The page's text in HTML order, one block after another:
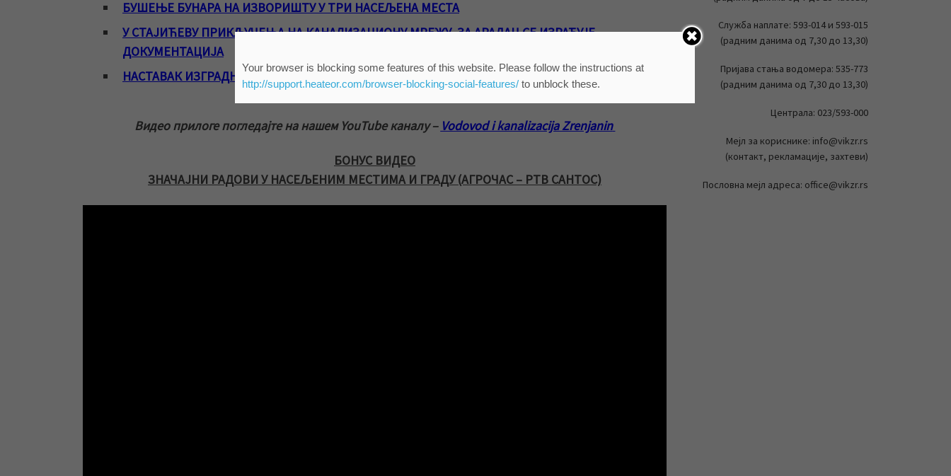
БУШЕЊЕ БУНАРА НА ИЗВОРИШТУ У ТРИ НАСЕЉЕНА МЕСТА
У СТАЈИЋЕВУ ПРИКЉУЧЕЊА НА КАНАЛИЗАЦИОНУ МРЕЖУ, ЗА АРАДАЦ СЕ ИЗРАЂУЈЕ
ДОКУМЕНТАЦИЈА
НАСТАВАК ИЗГРАДЊЕ КАНАЛИЗАЦИОНЕ МРЕЖЕ У ЕЛЕМИРУ И КЛЕКУ
Видео прилоге погледајте на нашем YouTube каналу – Vodovod i kanalizacija Zrenjanin
БОНУС ВИДЕО
ЗНАЧАЈНИ РАДОВИ У НАСЕЉЕНИМ МЕСТИМА И ГРАДУ (АГРОЧАС – РТВ САНТОС)
Служба наплате: 593-014 и 593-015
(радним данима од 7,30 до 13,30)
Пријава стања водомера: 535-773
(радним данима од 7,30 до 13,30)
Централа: 023/593-000
Мејл за кориснике: info@vikzr.rs
(контакт, рекламације, захтеви)
Пословна мејл адреса: office@vikzr.rs
Your browser is blocking some features of this website. Please follow the instructions at
http://support.heateor.com/browser-blocking-social-features/to unblock these.